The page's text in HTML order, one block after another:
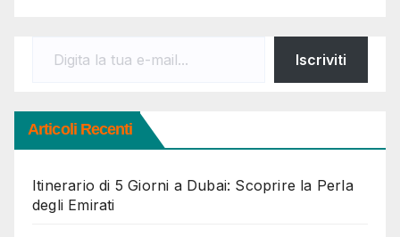
Iscriviti
Articoli Recenti
Itinerario di 5 Giorni a Dubai: Scoprire la Perla
degli Emirati